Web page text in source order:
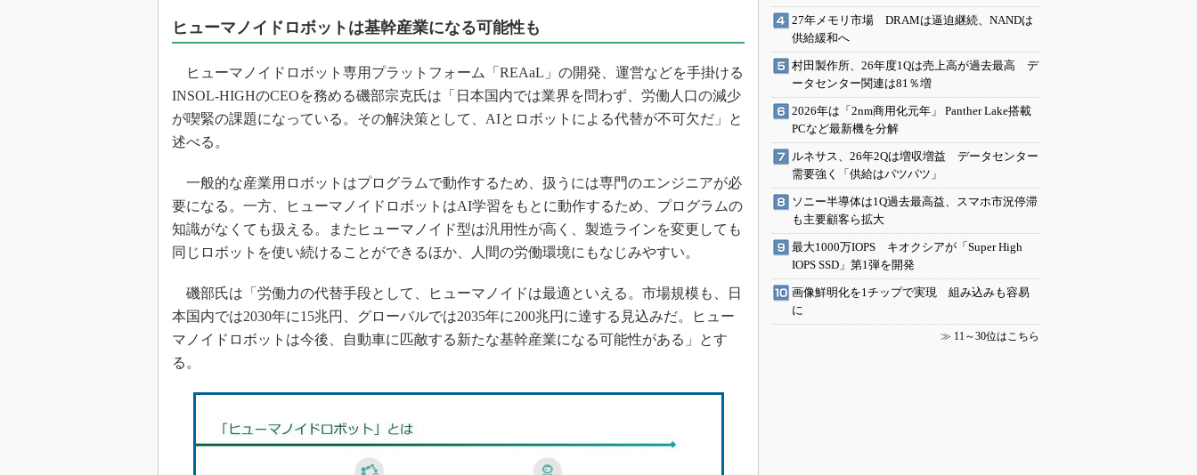
ヒューマノイドロボットは基幹産業になる可能性も
ヒューマノイドロボット専用プラットフォーム「REAaL」の開発、運営などを手掛ける
INSOL-HIGHのCEOを務める磯部宗克氏は「日本国内では業界を問わず、労働人口の減少
が喫緊の課題になっている。その解決策として、AIとロボットによる代替が不可欠だ」と
述べる。
一般的な産業用ロボットはプログラムで動作するため、扱うには専門のエンジニアが必
要になる。一方、ヒューマノイドロボットはAI学習をもとに動作するため、プログラムの
知識がなくても扱える。またヒューマノイド型は汎用性が高く、製造ラインを変更しても
同じロボットを使い続けることができるほか、人間の労働環境にもなじみやすい。
磯部氏は「労働力の代替手段として、ヒューマノイドは最適といえる。市場規模も、日
本国内では2030年に15兆円、グローバルでは2035年に200兆円に達する見込みだ。ヒュー
マノイドロボットは今後、自動車に匹敵する新たな基幹産業になる可能性がある」とす
る。
27年メモリ市場 DRAMは逼迫継続、NANDは
供給緩和へ
村田製作所、26年度1Qは売上高が過去最高 デ
ータセンター関連は81％増
2026年は「2nm商用化元年」 Panther Lake搭載
PCなど最新機を分解
ルネサス、26年2Qは増収増益 データセンター
需要強く「供給はパツパツ」
ソニー半導体は1Q過去最高益、スマホ市況停滞
も主要顧客ら拡大
最大1000万IOPS キオクシアが「Super High
IOPS SSD」第1弾を開発
画像鮮明化を1チップで実現 組み込みも容易
に
≫ 11～30位はこちら